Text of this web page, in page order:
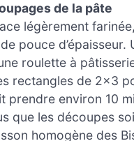
de la pâte
légèrement
pouce d’épaisseur.
roulette à
rectangles de 2×3
prendre environ 10
que les découpes
homogène des